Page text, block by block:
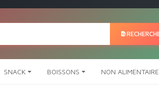
SNACK BOISSONS NON